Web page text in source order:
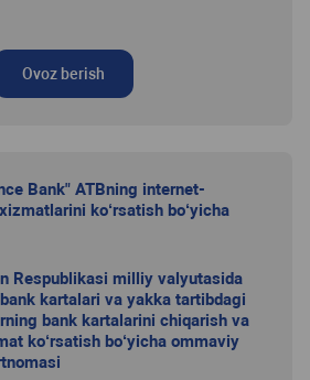
Ovoz berish
Bank" ATBning internet-
ko‘rsatish bo‘yicha
Respublikasi milliy valyutasida
kartalari va yakka tartibdagi
bank kartalarini chiqarish va
ko‘rsatish bo‘yicha ommaviy